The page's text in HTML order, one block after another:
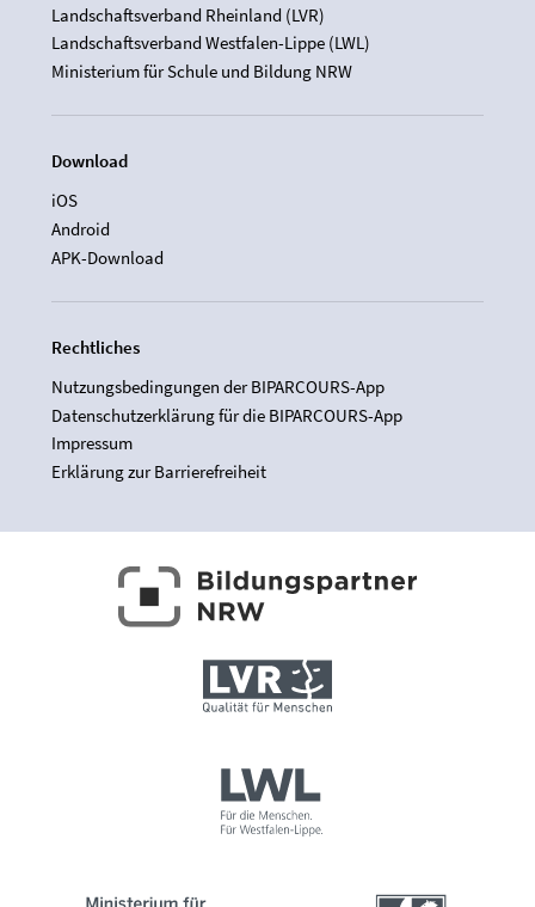
Landschaftsverband Rheinland (LVR)
Landschaftsverband Westfalen-Lippe (LWL)
Ministerium für Schule und Bildung NRW
Download
iOS
Android
APK-Download
Rechtliches
Nutzungsbedingungen der BIPARCOURS-App
Datenschutzerklärung für die BIPARCOURS-App
Impressum
Erklärung zur Barrierefreiheit